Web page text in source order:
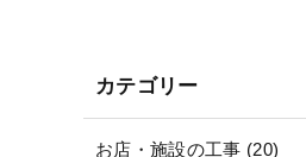
カテゴリー
お店・施設の工事 (20)